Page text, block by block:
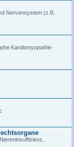
Nervensystem (z.B.
Kardiomyopathie